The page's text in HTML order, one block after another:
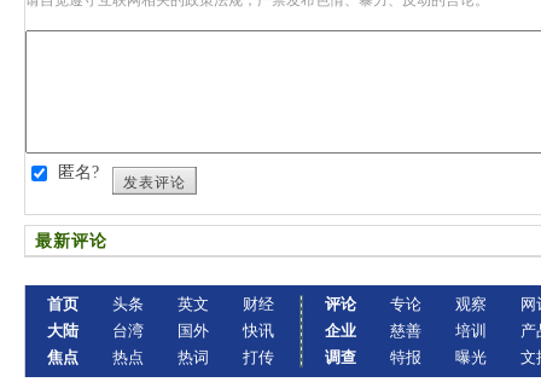
匿名?
发表评论
最新评论
首页
大陆
焦点
头条
台湾
热点
英文
国外
热词
财经
快讯
打传
评论
企业
调查
专论
慈善
特报
观察
培训
曝光
网
产
文